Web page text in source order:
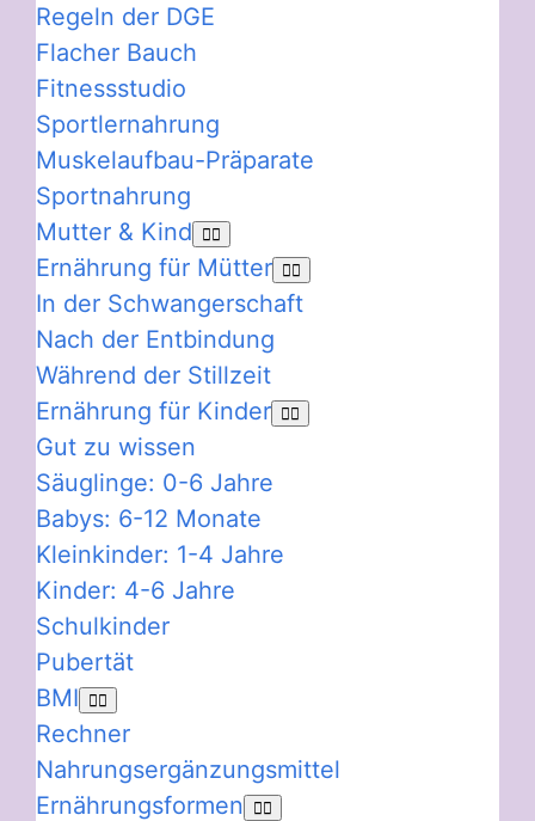
Regeln der DGE
Flacher Bauch
Fitnessstudio
Sportlernahrung
Muskelaufbau-Präparate
Sportnahrung
Mutter & Kind
Ernährung für Mütter
In der Schwangerschaft
Nach der Entbindung
Während der Stillzeit
Ernährung für Kinder
Gut zu wissen
Säuglinge: 0-6 Jahre
Babys: 6-12 Monate
Kleinkinder: 1-4 Jahre
Kinder: 4-6 Jahre
Schulkinder
Pubertät
BMI
Rechner
Nahrungsergänzungsmittel
Ernährungsformen